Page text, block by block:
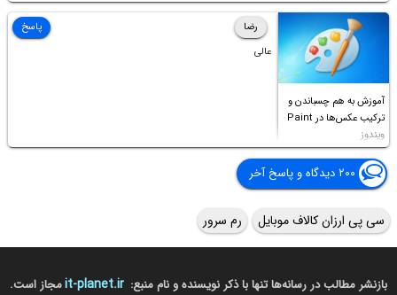
Access this folder
آموزش به هم چسباندن و
ترکیب عکس‌ها در Paint
ویندوز
رضا
عالی
پاسخ
۲۰۰ دیدگاه و پاسخ آخر
سی پی ارزان کالاف موبایل رم سرور
بازنشر مطالب در رسانه‌ها تنها با ذکر نویسنده و نام منبع: it-planet.irمجاز است.